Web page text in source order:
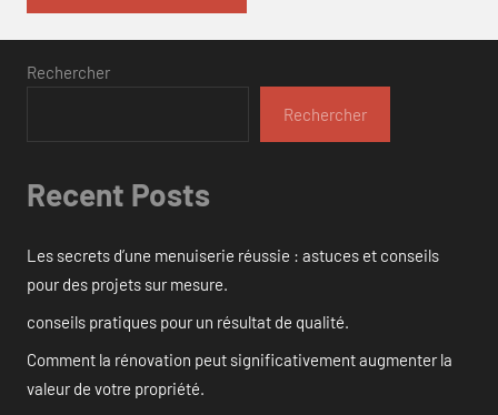
Rechercher
Rechercher
Recent Posts
Les secrets d’une menuiserie réussie : astuces et conseils
pour des projets sur mesure.
conseils pratiques pour un résultat de qualité.
Comment la rénovation peut significativement augmenter la
valeur de votre propriété.